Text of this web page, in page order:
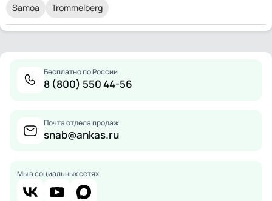
Samoa
Trommelberg
Бесплатно по России
8 (800) 550 44-56
Почта отдела продаж
snab@ankas.ru
Мы в социальных сетях